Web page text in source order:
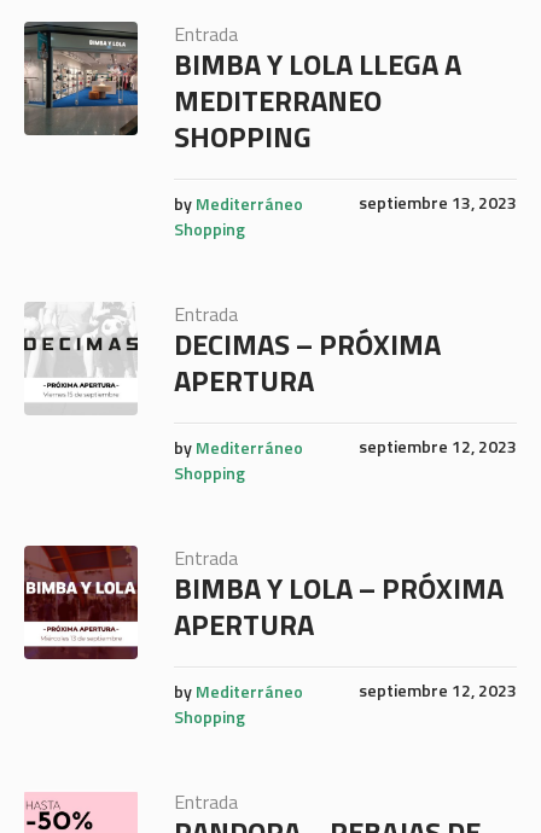
Entrada
BIMBA Y LOLA LLEGA A
MEDITERRANEO
SHOPPING
septiembre 13, 2023
byMediterráneo
Shopping
Entrada
DECIMAS – PRÓXIMA
APERTURA
septiembre 12, 2023
byMediterráneo
Shopping
Entrada
BIMBA Y LOLA – PRÓXIMA
APERTURA
septiembre 12, 2023
byMediterráneo
Shopping
Entrada